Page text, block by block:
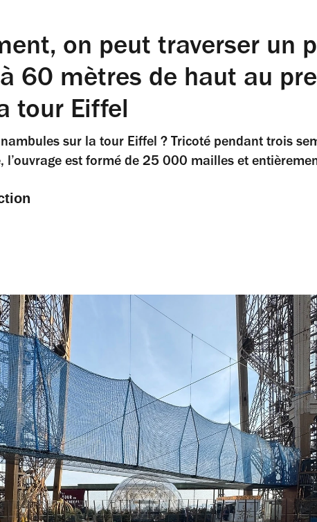
on peut traverser un
60 mètres de haut au
tour Eiffel
sur la tour Eiffel ? Tricoté pendant trois
l’ouvrage est formé de 25 000 mailles et